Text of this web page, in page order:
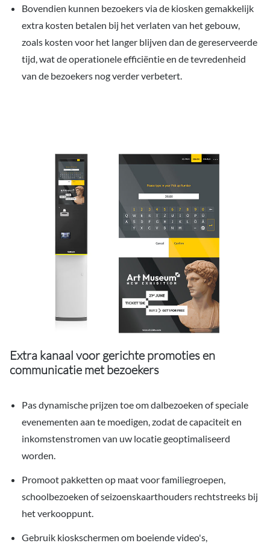
Bovendien kunnen bezoekers via de kiosken gemakkelijk
extra kosten betalen bij het verlaten van het gebouw,
zoals kosten voor het langer blijven dan de gereserveerde
tijd, wat de operationele efficiëntie en de tevredenheid
van de bezoekers nog verder verbetert.
Extra kanaal voor gerichte promoties en
communicatie met bezoekers
Pas dynamische prijzen toe om dalbezoeken of speciale
evenementen aan te moedigen, zodat de capaciteit en
inkomstenstromen van uw locatie geoptimaliseerd
worden.
Promoot pakketten op maat voor familiegroepen,
schoolbezoeken of seizoenskaarthouders rechtstreeks bij
het verkooppunt.
Gebruik kioskschermen om boeiende video's,